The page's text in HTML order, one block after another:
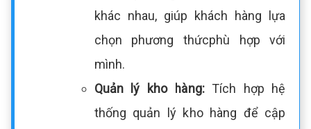
khác nhau, giúp khách hàng lựa
chọn phương thứcphù hợp với
mình.
Quản lý kho hàng:Tích hợp hệ
thống quản lý kho hàng để cập